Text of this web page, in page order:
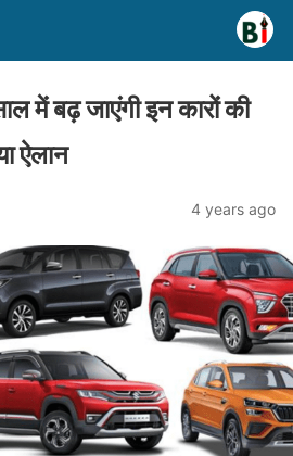
में बढ़ जाएंगी इन कारों की
ऐलान
4 years ago